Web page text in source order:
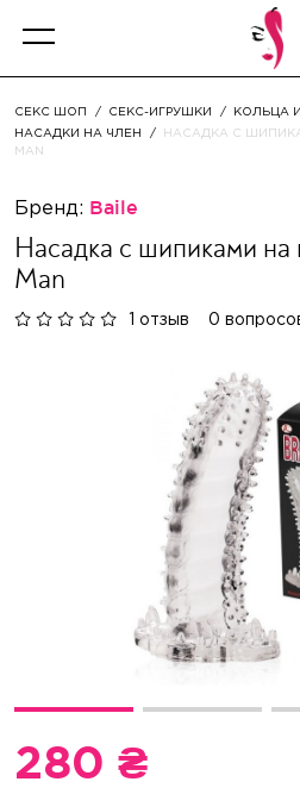
СЕКС ШОП СЕКС-ИГРУШКИ
КОЛЬЦА
НАСАДКИ НА ЧЛЕН
НАСАДКА С
MAN
Бренд: Baile
Насадка с шипиками
Man
1 отзыв 0
280 ₴